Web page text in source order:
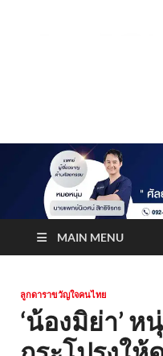
MAIN MENU
ลูกดาราขวัญใจคนไทย
‘น้องมิย่า’